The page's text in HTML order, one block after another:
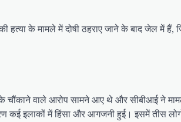
हत्या के मामले में दोषी ठहराए जाने के बाद जेल में हैं,
के चौंकाने वाले आरोप सामने आए थे और सीबीआई ने
इलाकों में हिंसा और आगजनी हुई। इसमें तीस